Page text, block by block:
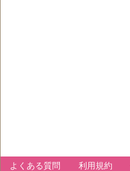
よくある質問 利用規約